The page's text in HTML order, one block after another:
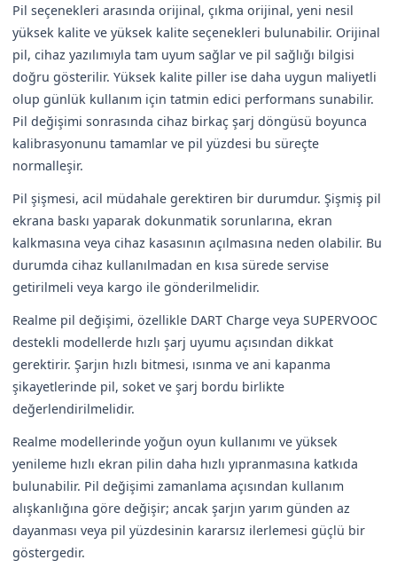
Pil seçenekleri arasında orijinal, çıkma orijinal, yeni nesil
yüksek kalite ve yüksek kalite seçenekleri bulunabilir. Orijinal
pil, cihaz yazılımıyla tam uyum sağlar ve pil sağlığı bilgisi
doğru gösterilir. Yüksek kalite piller ise daha uygun maliyetli
olup günlük kullanım için tatmin edici performans sunabilir.
Pil değişimi sonrasında cihaz birkaç şarj döngüsü boyunca
kalibrasyonunu tamamlar ve pil yüzdesi bu süreçte
normalleşir.
Pil şişmesi, acil müdahale gerektiren bir durumdur. Şişmiş pil
ekrana baskı yaparak dokunmatik sorunlarına, ekran
kalkmasına veya cihaz kasasının açılmasına neden olabilir. Bu
durumda cihaz kullanılmadan en kısa sürede servise
getirilmeli veya kargo ile gönderilmelidir.
Realme pil değişimi, özellikle DART Charge veya SUPERVOOC
destekli modellerde hızlı şarj uyumu açısından dikkat
gerektirir. Şarjın hızlı bitmesi, ısınma ve ani kapanma
şikayetlerinde pil, soket ve şarj bordu birlikte
değerlendirilmelidir.
Realme modellerinde yoğun oyun kullanımı ve yüksek
yenileme hızlı ekran pilin daha hızlı yıpranmasına katkıda
bulunabilir. Pil değişimi zamanlama açısından kullanım
alışkanlığına göre değişir; ancak şarjın yarım günden az
dayanması veya pil yüzdesinin kararsız ilerlemesi güçlü bir
göstergedir.